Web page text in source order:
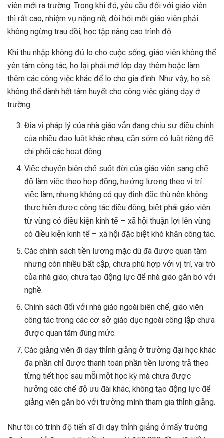
viên mới ra trường. Trong khi đó, yêu cầu đối với giáo viên
thì rất cao, nhiệm vụ nặng nề, đòi hỏi mỗi giáo viên phải
không ngừng trau dồi, học tập nâng cao trình độ.
Khi thu nhập không đủ lo cho cuộc sống, giáo viên không thể
yên tâm công tác, họ lại phải mở lớp dạy thêm hoặc làm
thêm các công việc khác để lo cho gia đình. Như vậy, họ sẽ
không thể dành hết tâm huyết cho công việc giảng dạy ở
trường.
Địa vị pháp lý của nhà giáo vẫn đang chịu sự điều chỉnh
của nhiều đạo luật khác nhau, cần sớm có luật riêng để
chi phối các hoạt động.
Việc chuyển biên chế suốt đời của giáo viên sang chế
độ làm việc theo hợp đồng, hưởng lương theo vị trí
việc làm, nhưng không có quy định đặc thù nên không
thực hiện được công tác điều động, biệt phái giáo viên
từ vùng có điều kiện kinh tế – xã hội thuận lợi lên vùng
có điều kiện kinh tế – xã hội đặc biệt khó khăn công tác.
Các chính sách tiền lương mặc dù đã được quan tâm
nhưng còn nhiều bất cập, chưa phù hợp với vị trí, vai trò
của nhà giáo; chưa tạo động lực để nhà giáo gắn bó với
nghề.
Chính sách đối với nhà giáo ngoài biên chế, giáo viên
công tác trong các cơ sở giáo dục ngoài công lập chưa
được quan tâm đúng mức.
Các giảng viên đi dạy thỉnh giảng ở trường đại học khác
đa phần chỉ được thanh toán phần tiền lương trả theo
từng tiết học sau mỗi một học kỳ mà chưa được
hưởng các chế độ ưu đãi khác, không tạo động lực để
giảng viên gắn bó với trường mình tham gia thỉnh giảng.
Như tôi có trình độ tiến sĩ đi dạy thỉnh giảng ở mấy trường